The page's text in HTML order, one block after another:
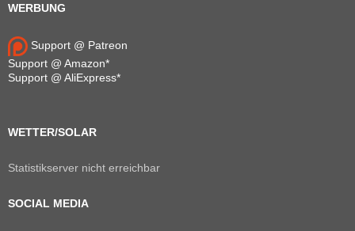
WERBUNG
Support @ Patreon
Support @ Amazon*
Support @ AliExpress*
WETTER/SOLAR
Statistikserver nicht erreichbar
SOCIAL MEDIA